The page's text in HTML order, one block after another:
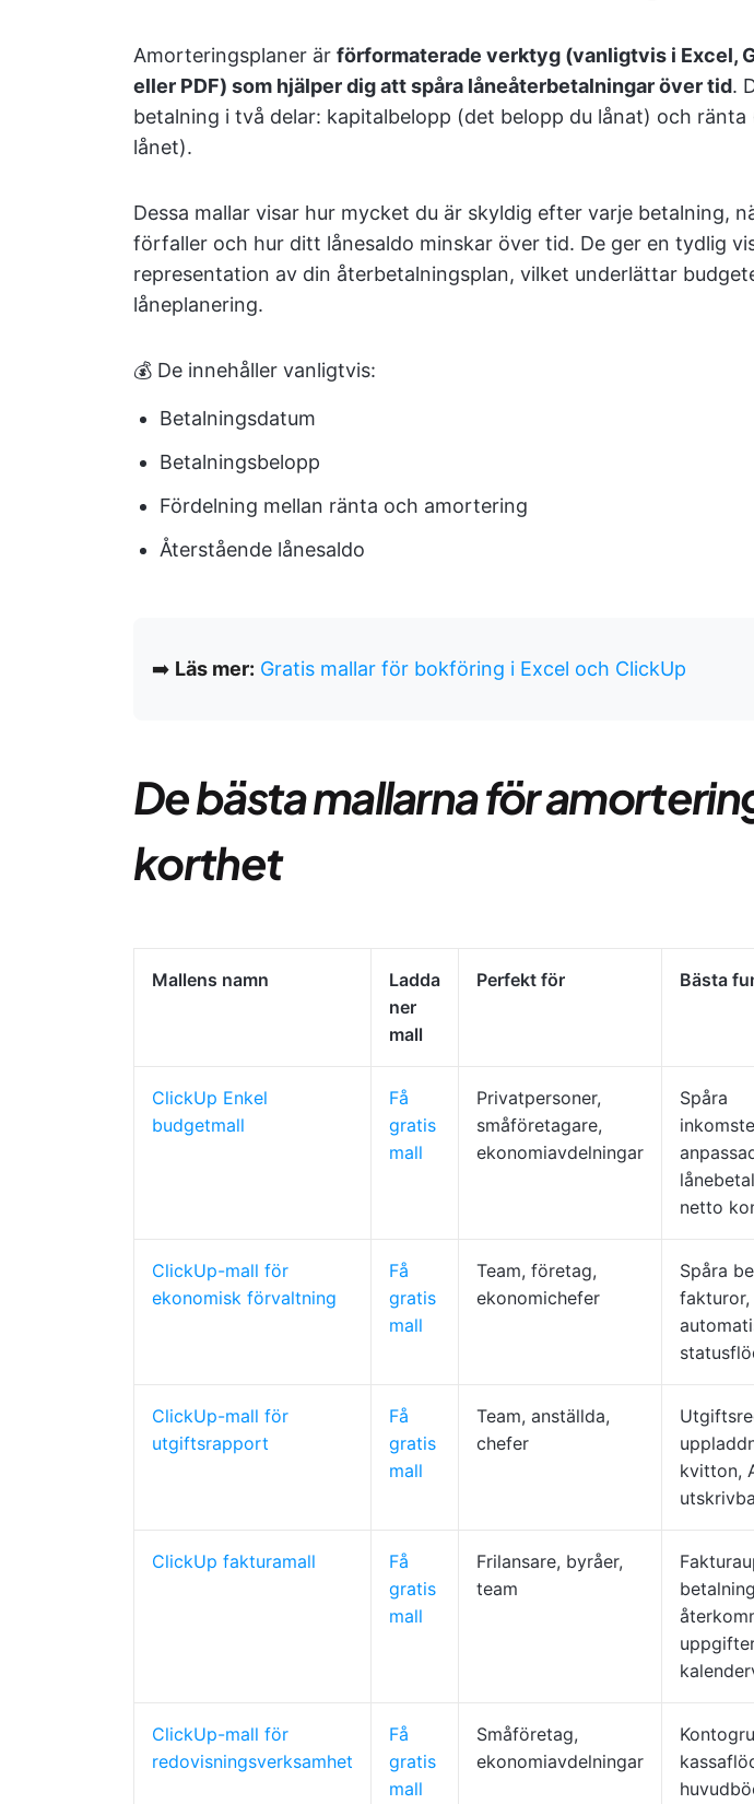
Amorteringsplaner är förformaterade verktyg (vanligtvis i Excel,
eller PDF) som hjälper dig att spåra låneåterbetalningar över tid.
betalning i två delar: kapitalbelopp (det belopp du lånat) och
lånet).
Dessa mallar visar hur mycket du är skyldig efter varje betalning,
förfaller och hur ditt lånesaldo minskar över tid. De ger en tydlig
representation av din återbetalningsplan, vilket underlättar
låneplanering.
💰 De innehåller vanligtvis:
Betalningsdatum
Betalningsbelopp
Fördelning mellan ränta och amortering
Återstående lånesaldo
➡️ Läs mer: Gratis mallar för bokföring i Excel och ClickUp
De bästa mallarna för
korthet
Mallens namn
Ladda
ner
mall
Perfekt för Bästa
ClickUp Enkel
budgetmall
Få
gratis
mall
Privatpersoner,
småföretagare,
ekonomiavdelningar
Spåra
netto
ClickUp-mall för
ekonomisk förvaltning
Få
gratis
mall
Team, företag,
ekonomichefer
Spåra
fakturor,
ClickUp-mall för
utgiftsrapport
Få
gratis
mall
Team, anställda,
chefer
kvitton,
ClickUp fakturamall
Få
gratis
mall
Frilansare, byråer,
team
ClickUp-mall för
redovisningsverksamhet
Få
gratis
mall
Småföretag,
ekonomiavdelningar